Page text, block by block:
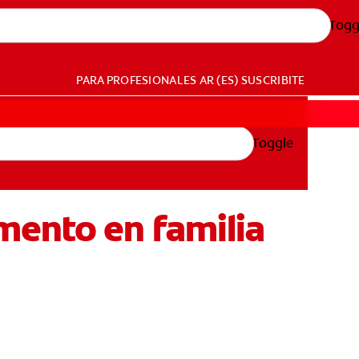
PARA PROFESIONALES AR (ES) SUSCRIBITE
Toggle
en familia